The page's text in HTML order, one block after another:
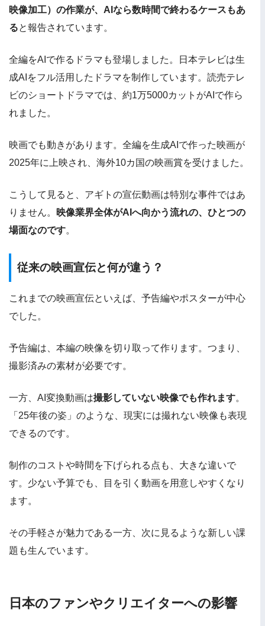
映像加工）の作業が、AIなら数時間で終わるケースもあ
ると報告されています。
全編をAIで作るドラマも登場しました。日本テレビは生
成AIをフル活用したドラマを制作しています。読売テレ
ビのショートドラマでは、約1万5000カットがAIで作ら
れました。
映画でも動きがあります。全編を生成AIで作った映画が
2025年に上映され、海外10カ国の映画賞を受けました。
こうして見ると、アギトの宣伝動画は特別な事件ではあ
りません。
映像業界全体がAIへ向かう流れの、ひとつの
場面なのです。
従来の映画宣伝と何が違う？
これまでの映画宣伝といえば、予告編やポスターが中心
でした。
予告編は、本編の映像を切り取って作ります。つまり、
撮影済みの素材が必要です。
一方、AI変換動画は撮影していない映像でも作れます。
「25年後の姿」のような、現実には撮れない映像も表現
できるのです。
制作のコストや時間を下げられる点も、大きな違いで
す。少ない予算でも、目を引く動画を用意しやすくなり
ます。
その手軽さが魅力である一方、次に見るような新しい課
題も生んでいます。
日本のファンやクリエイターへの影響